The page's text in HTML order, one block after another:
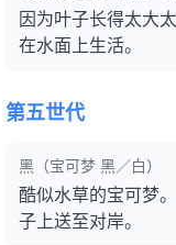
因为叶子长得太大
在水面上生活。
第五世代
黑（宝可梦 黑／白）
酷似水草的宝可梦
子上送至对岸。